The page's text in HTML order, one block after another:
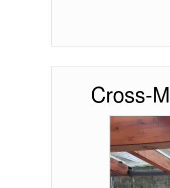
Cross-